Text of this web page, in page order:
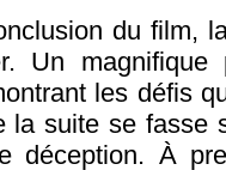
du film,
Un magnifique
les défis
la suite se fasse
déception. À